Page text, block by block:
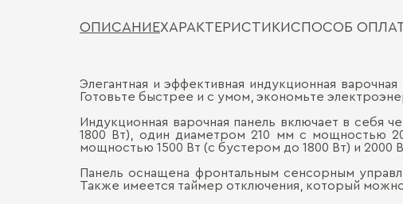
ОПИСАНИЕХАРАКТЕРИСТИКИСПОСОБ
Элегантная и эффективная индукционная
Готовьте быстрее и с умом, экономьте
Индукционная варочная панель включает в
1800 Вт), один диаметром 210 мм с мощностью
мощностью 1500 Вт (с бустером до 1800 Вт) и 2000
Панель оснащена фронтальным сенсорным
Также имеется таймер отключения, который